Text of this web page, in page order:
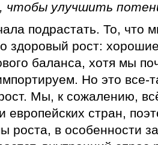
чтобы улучшить
подрастать. То, что
здоровый рост:
баланса, хотя мы
Но это все-
Мы, к сожалению,
европейских стран,
роста, в особенности